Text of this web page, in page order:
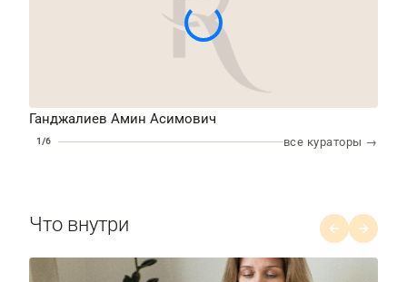
Ганджалиев Амин Асимович
1/6 все кураторы →
Что внутри